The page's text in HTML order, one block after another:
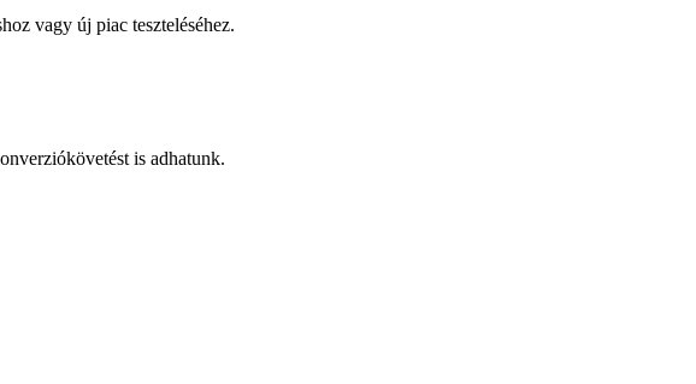
vagy új piac teszteléséhez.
is adhatunk.